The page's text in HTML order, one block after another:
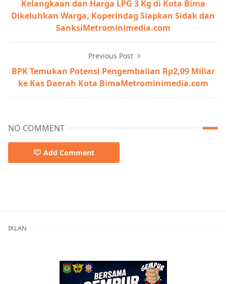
Kelangkaan dan Harga LPG 3 Kg di Kota Bima
Dikeluhkan Warga, Koperindag Siapkan Sidak dan
SanksiMetrominimedia.com
Previous Post
BPK Temukan Potensi Pengembalian Rp2,09 Miliar
ke Kas Daerah Kota BimaMetrominimedia.com
NO COMMENT
Add Comment
IKLAN